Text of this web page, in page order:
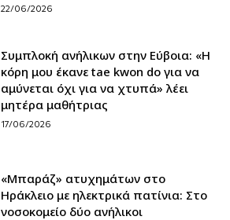
22/06/2026
Συμπλοκή ανήλικων στην Εύβοια: «Η
κόρη μου έκανε tae kwon do για να
αμύνεται όχι για να χτυπά» λέει
μητέρα μαθήτριας
17/06/2026
«Μπαράζ» ατυχημάτων στο
Ηράκλειο με ηλεκτρικά πατίνια: Στο
νοσοκομείο δύο ανήλικοι